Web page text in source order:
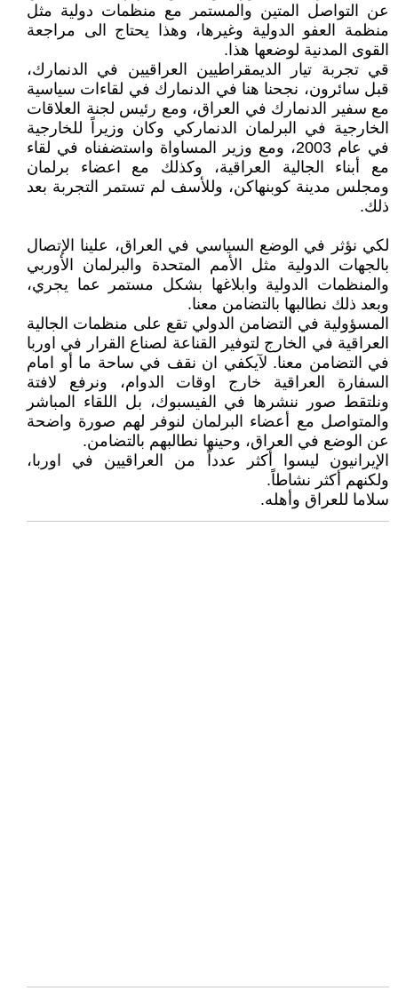
عن التواصل المتين والمستمر مع منظمات دولية مثل
منظمة العفو الدولية وغيرها، وهذا يحتاج الى مراجعة
القوى المدنية لوضعها هذا.
قي تجربة تيار الديمقراطيين العراقيين في الدنمارك،
قبل سائرون، نجحنا هنا في الدنمارك في لقاءات سياسية
مع سفير الدنمارك في العراق، ومع رئيس لجنة العلاقات
الخارجية في البرلمان الدنماركي وكان وزيراً للخارجية
في عام 2003، ومع وزير المساواة واستضفناه في لقاء
مع أبناء الجالية العراقية، وكذلك مع اعضاء برلمان
ومجلس مدينة كوبنهاكن، وللأسف لم تستمر التجربة بعد
ذلك.
لكي نؤثر في الوضع السياسي في العراق، علينا الإتصال
بالجهات الدولية مثل الأمم المتحدة والبرلمان الأوربي
والمنظمات الدولية وابلاغها بشكل مستمر عما يجري،
وبعد ذلك نطالبها بالتضامن معنا.
المسؤولية في التضامن الدولي تقع على منظمات الجالية
العراقية في الخارج لتوفير القناعة لصناع القرار في اوربا
في التضامن معنا. لآيكفي ان نقف في ساحة ما أو امام
السفارة العراقية خارج اوقات الدوام، ونرفع لافتة
ونلتقط صور ننشرها في الفيسبوك، بل اللقاء المباشر
والمتواصل مع أعضاء البرلمان لنوفر لهم صورة واضحة
عن الوضع في العراق، وحينها نطالبهم بالتضامن.
الإيرانيون ليسوا أكثر عدداً من العراقيين في اوربا،
ولكنهم أكثر نشاطاً.
سلاما للعراق وأهله.